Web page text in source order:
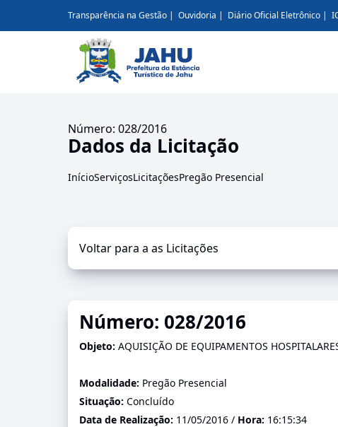
Transparência na Gestão Ouvidoria Diário Oficial Eletrônico
Número: 028/2016
Dados da Licitação
InícioServiçosLicitaçõesPregão Presencial
Voltar para a as Licitações
Número: 028/2016
Objeto: AQUISIÇÃO DE EQUIPAMENTOS
Modalidade: Pregão Presencial
Situação: Concluído
Data de Realização: 11/05/2016 / Hora: 16:15:34